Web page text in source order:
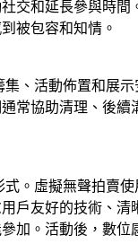
交和延長參與時
被包容和知情。
、活動佈置和展
常協助清理、後
。虛擬無聲拍賣
戶友好的技術、
加。活動後，數位